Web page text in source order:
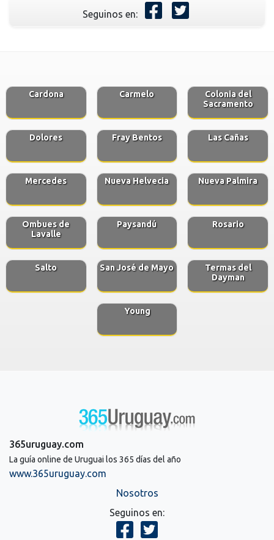
Seguinos en:
Cardona Carmelo
Colonia del
Sacramento
Dolores Fray Bentos Las Cañas
Mercedes Nueva Helvecia Nueva Palmira
Ombues de
Lavalle
Paysandú Rosario
Salto San José de Mayo
Termas del
Dayman
Young
365uruguay.com
La guía online de Uruguai los 365 días del año
www.365uruguay.com
Nosotros
Seguinos en: